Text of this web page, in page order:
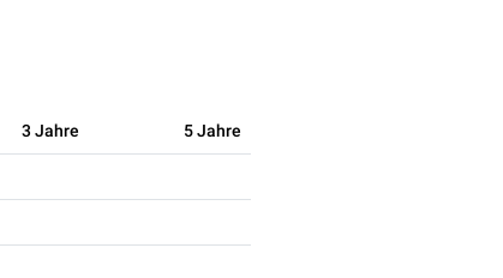
3 Jahre 5 Jahre